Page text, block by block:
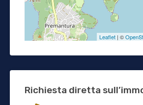
Leaflet | ©
Richiesta diretta